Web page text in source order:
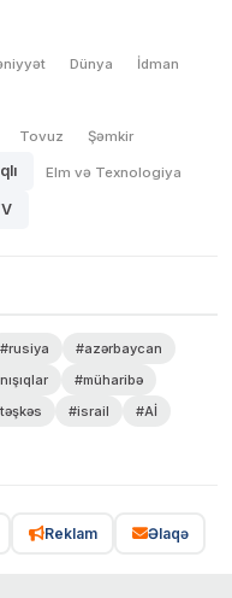
Dünya İdman
Tovuz Şəmkir
Elm və Texnologiya
#rusiya
#azərbaycan
#müharibə
#israil
#Aİ
Reklam Əlaqə